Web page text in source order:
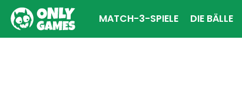
MATCH-3-SPIELE DIE BÄLLE